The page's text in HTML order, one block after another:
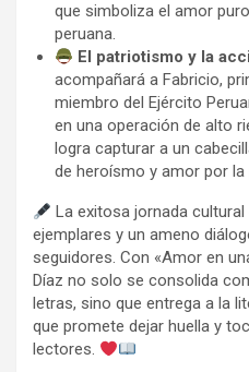
que simboliza el amor
peruana.
El patriotismo y la
acompañará a Fabricio,
miembro del Ejército
en una operación de alto
logra capturar a un
de heroísmo y amor por la
La exitosa jornada
ejemplares y un ameno
seguidores. Con «Amor en
Díaz no solo se consolida
letras, sino que entrega a la
que promete dejar huella y
lectores.